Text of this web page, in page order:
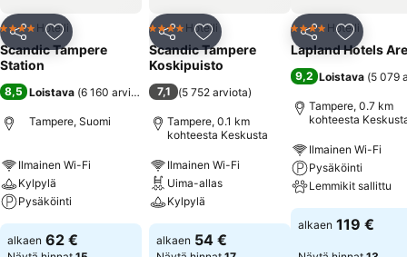
Jaa Lisää suosikkeihin
4 Tähtiluokitus
Hotelli
Scandic Tampere
Station
8,5 Loistava (6 160 arviota )
Tampere, Suomi
Ilmainen Wi-Fi
Kylpylä
Pysäköinti
alkaen 62 €
Jaa Lisää suosikkeihin
4 Tähtiluokitus
Hotelli
Scandic Tampere
Koskipuisto
7,1 (5 752 arviota)
Tampere, 0.1 km
kohteesta Keskusta
Ilmainen Wi-Fi
Uima-allas
Kylpylä
alkaen 54 €
Jaa Lisää
4 Tähtiluokitus
Hotelli
Lapland Hotels
9,2 Loistava (5 079
Tampere, 0.7 km
kohteesta
Ilmainen Wi-Fi
Pysäköinti
Lemmikit sallittu
alkaen 119 €